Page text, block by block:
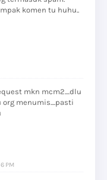
komen tu huhu..
mkn mcm2....dlu
menumis....pasti
PM